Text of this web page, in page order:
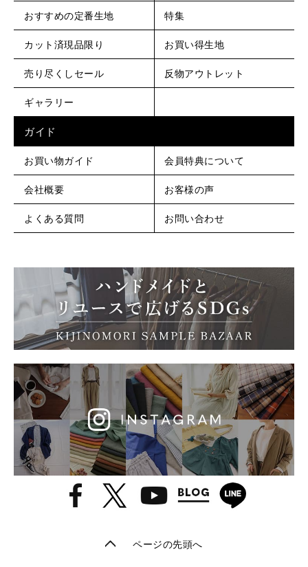
おすすめの定番生地 特集
カット済現品限り お買い得生地
売り尽くしセール 反物アウトレット
ギャラリー
ガイド
お買い物ガイド 会員特典について
会社概要 お客様の声
よくある質問 お問い合わせ
ページの先頭へ